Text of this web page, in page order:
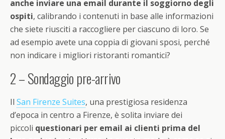
anche inviare una email durante il soggiorno degli
ospiti, calibrando i contenuti in base alle informazioni
che siete riusciti a raccogliere per ciascuno di loro. Se
ad esempio avete una coppia di giovani sposi, perché
non indicare i migliori ristoranti romantici?
2 – Sondaggio pre-arrivo
Il San Firenze Suites, una prestigiosa residenza
d’epoca in centro a Firenze, è solita inviare dei
piccoli questionari per email ai clienti prima del